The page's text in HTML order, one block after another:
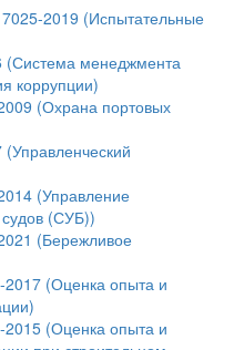
2019 (Испытательные
(Система менеджмента
коррупции)
(Охрана портовых
(Управление
(СУБ))
(Бережливое
(Оценка опыта и
(Оценка опыта и